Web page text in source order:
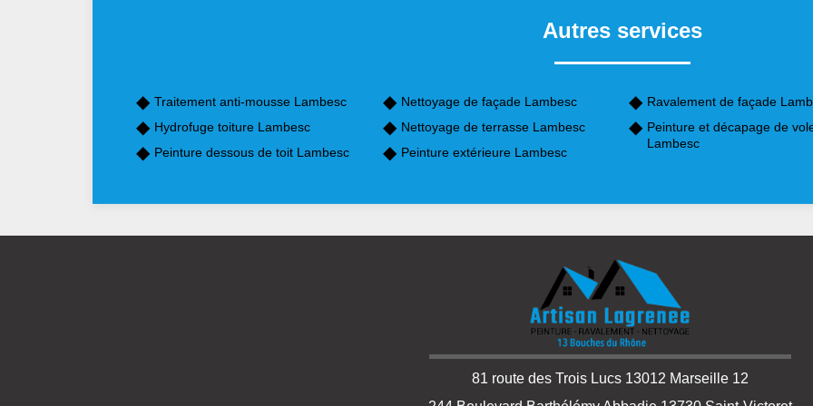
Autres services
Traitement anti-mousse Lambesc
Hydrofuge toiture Lambesc
Peinture dessous de toit Lambesc
Nettoyage de façade Lambesc
Nettoyage de terrasse Lambesc
Peinture extérieure Lambesc
Ravalement de façade
Peinture et décapage de
Lambesc
81 route des Trois Lucs 13012 Marseille 12